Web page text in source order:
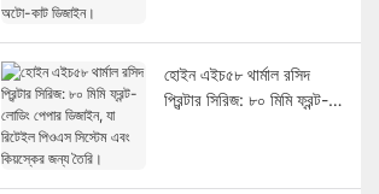
হোইন এইচ৫৮ থার্মাল রসিদ
প্রিন্টার সিরিজ: ৮০ মিমি ফ্রন্ট-